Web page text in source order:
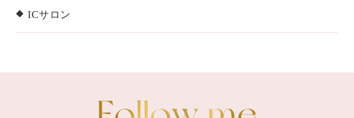
ICサロン